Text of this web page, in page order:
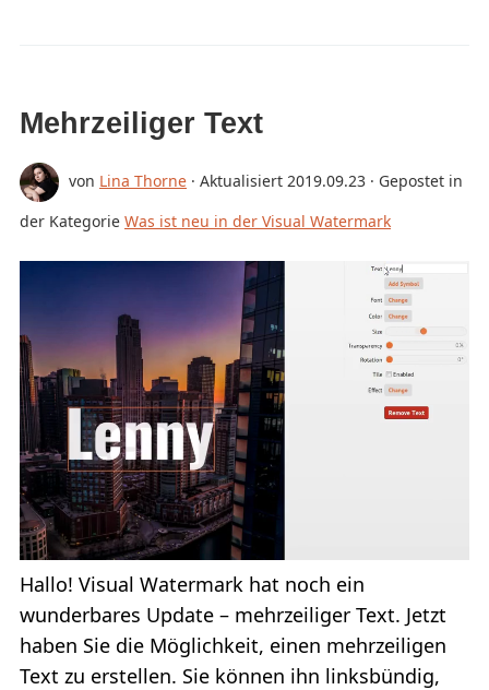
Mehrzeiliger Text
von Lina Thorne · Aktualisiert 2019.09.23 · Gepostet in
der Kategorie Was ist neu in der Visual Watermark
Hallo! Visual Watermark hat noch ein
wunderbares Update – mehrzeiliger Text. Jetzt
haben Sie die Möglichkeit, einen mehrzeiligen
Text zu erstellen. Sie können ihn linksbündig,